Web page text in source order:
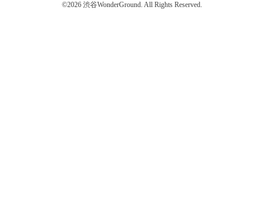
©2026 渋谷WonderGround. All Rights Reserved.